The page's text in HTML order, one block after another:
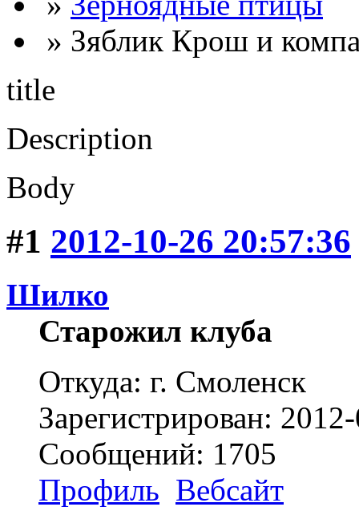
» Зяблик Крош и
title
Description
Body
#1 2012-10-26 20:57:36
Шилко
Старожил клуба
Откуда: г. Смоленск
Зарегистрирован:
Сообщений: 1705
Профиль Вебсайт